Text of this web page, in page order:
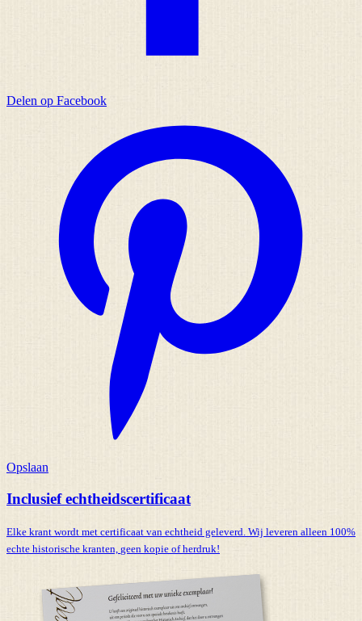
Delen op Facebook
Opslaan
Inclusief echtheidscertificaat
Elke krant wordt met certificaat van echtheid geleverd. Wij leveren alleen 100%
echte historische kranten, geen kopie of herdruk!